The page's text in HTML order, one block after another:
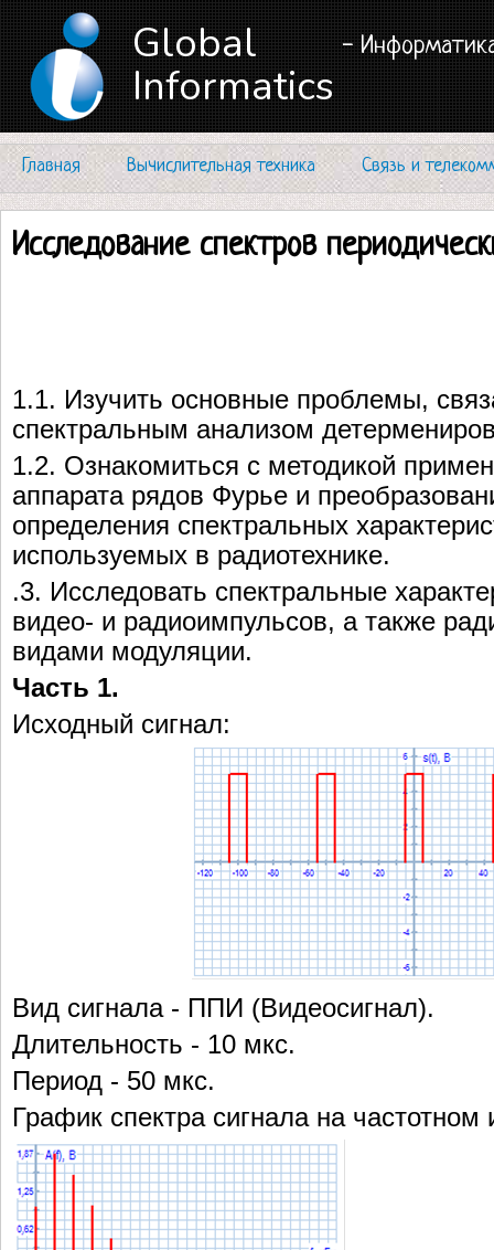
Global
Informatics
-
Главная Вычислительная техника Связь и
Исследование спектров
1.1. Изучить основные проблемы,
спектральным анализом
1.2. Ознакомиться с методикой
аппарата рядов Фурье и
определения спектральных
используемых в радиотехнике.
.3. Исследовать спектральные
видео- и радиоимпульсов, а также
видами модуляции.
Часть 1.
Исходный сигнал:
Вид сигнала - ППИ (Видеосигнал).
Длительность - 10 мкс.
Период - 50 мкс.
График спектра сигнала на